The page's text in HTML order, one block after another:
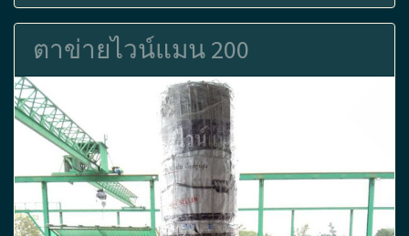
ตาข่ายไวน์แมน 200